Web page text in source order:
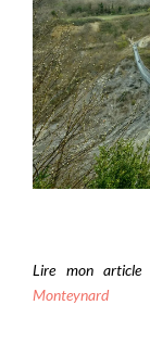
Lire mon
Monteynard